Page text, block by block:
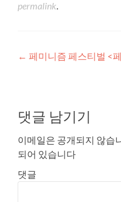
permalink
Post
← 페미니즘 페스티벌 <
댓글 남기기
이메일은 공개되지 않습
되어 있습니다
댓글